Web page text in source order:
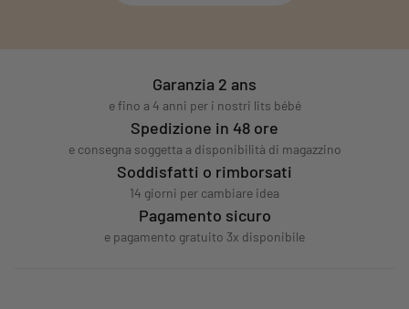
Garanzia 2 ans
e fino a 4 anni per i nostri lits bébé
Spedizione in 48 ore
e consegna soggetta a disponibilità di magazzino
Soddisfatti o rimborsati
14 giorni per cambiare idea
Pagamento sicuro
e pagamento gratuito 3x disponibile